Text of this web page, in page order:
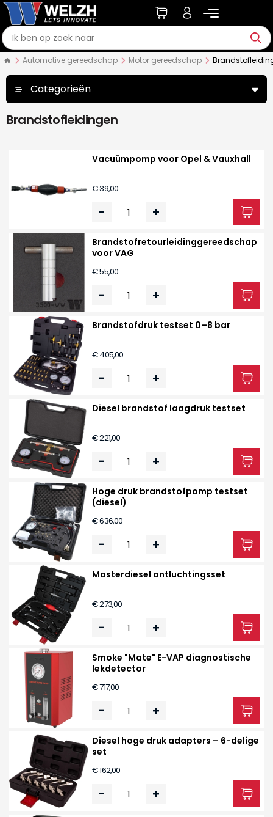
Automotive gereedschap Motor gereedschap
Categorieën
Brandstofleidingen
Vacuümpomp voor Opel & Vauxhall
€ 39,00
- +
Brandstofretourleidinggereedschap
voor VAG
€ 55,00
- +
Brandstofdruk testset 0–8 bar
€ 405,00
- +
Diesel brandstof laagdruk testset
€ 221,00
- +
Hoge druk brandstofpomp testset
(diesel)
€ 636,00
- +
Masterdiesel ontluchtingsset
€ 273,00
- +
Smoke "Mate" E-VAP diagnostische
lekdetector
€ 717,00
- +
Diesel hoge druk adapters – 6-delige
set
€ 162,00
- +